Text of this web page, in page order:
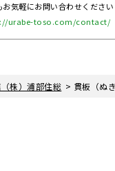
気軽にお問い合わせください
urabe-toso.com/contact/
株）浦部住総 > 貫板（ぬ